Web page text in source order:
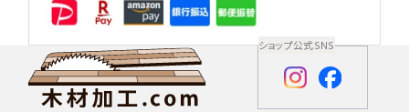
ショップ公式SNS